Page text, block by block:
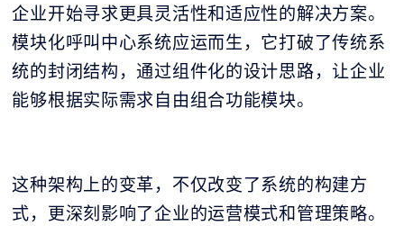
企业开始寻求更具灵活性和适应性的解决方案。
模块化呼叫中心系统应运而生，它打破了传统系
统的封闭结构，通过组件化的设计思路，让企业
能够根据实际需求自由组合功能模块。
这种架构上的变革，不仅改变了系统的构建方
式，更深刻影响了企业的运营模式和管理策略。